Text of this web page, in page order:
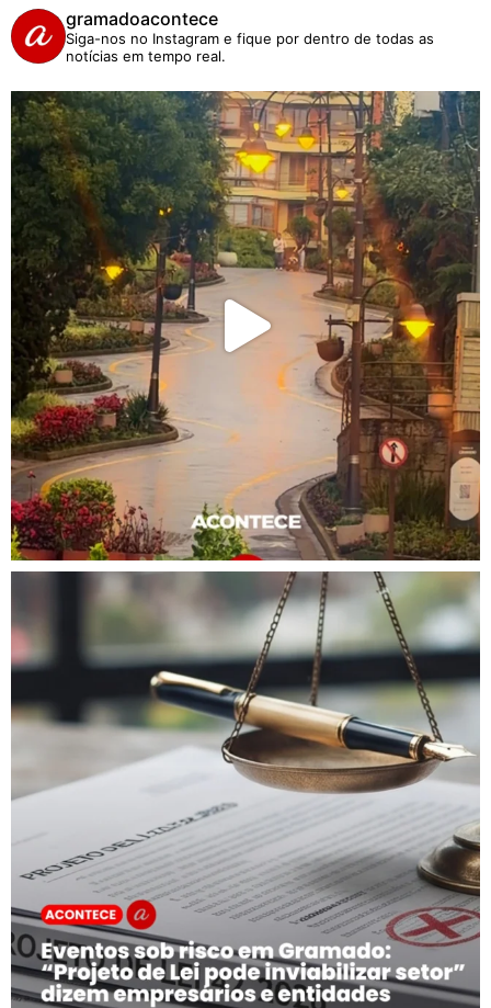
gramadoacontece
Siga-nos no Instagram e fique por dentro de todas as
notícias em tempo real.